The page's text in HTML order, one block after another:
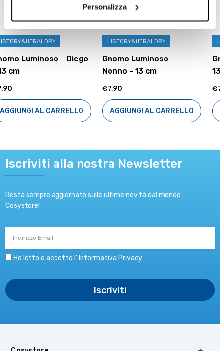
Personalizza
- Diego
HISTORY&HERALDRY
Gnomo Luminoso -
Nonno - 13 cm
AGGIUNGI AL CARRELLO
Gnomo
AGGIUNGI AL
Iscriviti alla nostra Newsletter
Resta sempre aggiornato sulle ultime novità dal mondo
Cosystore!
Ho letto e accetto l’ Informativa Privacy